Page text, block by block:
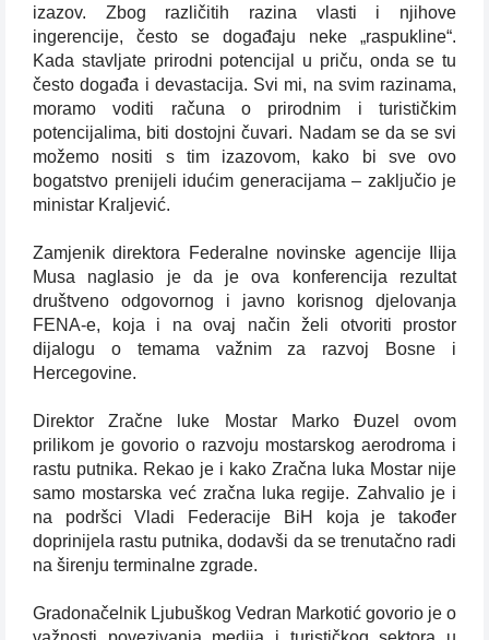
izazov. Zbog različitih razina vlasti i njihove
ingerencije, često se događaju neke „raspukline“.
Kada stavljate prirodni potencijal u priču, onda se tu
često događa i devastacija. Svi mi, na svim razinama,
moramo voditi računa o prirodnim i turističkim
potencijalima, biti dostojni čuvari. Nadam se da se svi
možemo nositi s tim izazovom, kako bi sve ovo
bogatstvo prenijeli idućim generacijama – zaključio je
ministar Kraljević.
Zamjenik direktora Federalne novinske agencije
Ilija
Musa naglasio je da je ova konferencija rezultat
društveno odgovornog i javno korisnog djelovanja
FENA-e, koja i na ovaj način želi otvoriti prostor
dijalogu o temama važnim za razvoj Bosne i
Hercegovine.
Direktor Zračne luke Mostar Marko Đuzel ovom
prilikom je govorio o razvoju mostarskog aerodroma i
rastu putnika. Rekao je i kako Zračna luka Mostar nije
samo mostarska već zračna luka regije. Zahvalio je i
na podršci Vladi Federacije BiH koja je također
doprinijela rastu putnika, dodavši da se trenutačno radi
na širenju terminalne zgrade.
Gradonačelnik Ljubuškog Vedran Markotić govorio je o